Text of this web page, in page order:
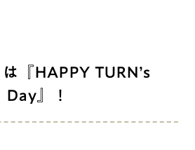
『HAPPY TURN’s
Day』！